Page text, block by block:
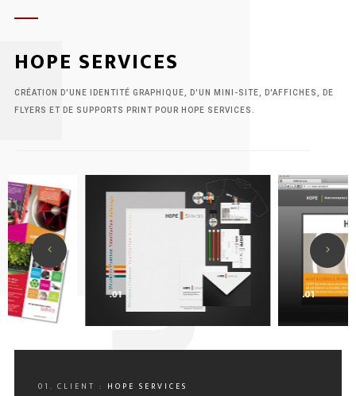
HOPE SERVICES
CRÉATION D'UNE IDENTITÉ GRAPHIQUE, D'UN MINI-SITE, D'AFFICHES, DE
FLYERS ET DE SUPPORTS PRINT POUR HOPE SERVICES.
.01 .01
01. CLIENT : HOPE SERVICES